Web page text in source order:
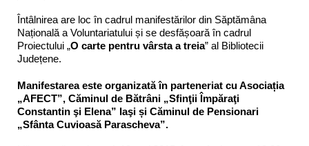
Întâlnirea are loc în cadrul manifestărilor din Săptămâna
Națională a Voluntariatului și se desfășoară în cadrul
Proiectului „O carte pentru vârsta a treia” al Bibliotecii
Județene.
Manifestarea este organizată în parteneriat cu Asociația
„AFECT”, Căminul de Bătrâni „Sfinţii Împăraţi
Constantin şi Elena” Iaşi și Căminul de Pensionari
„Sfânta Cuvioasă Parascheva”.